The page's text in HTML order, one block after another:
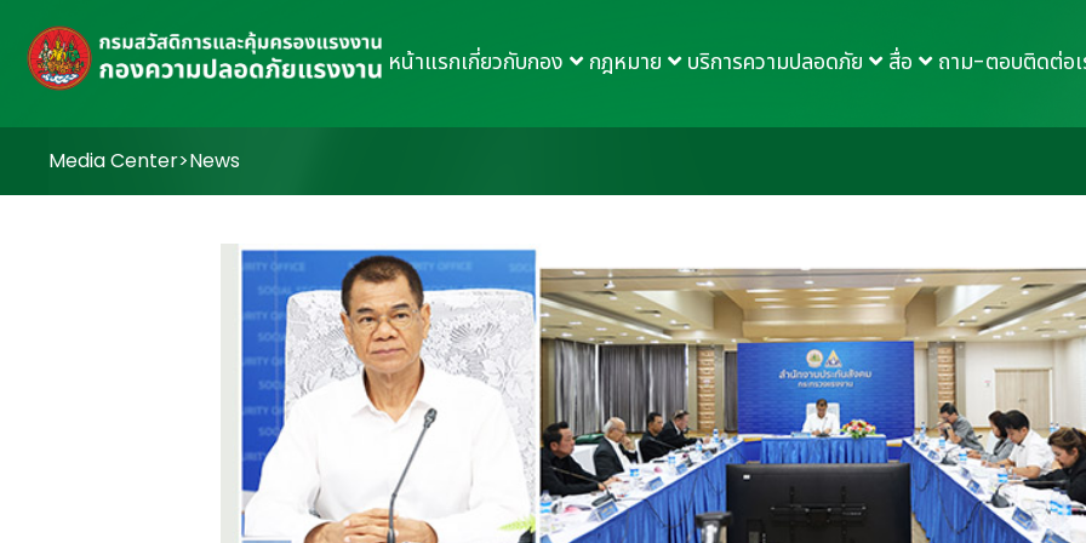
หน้าแรกเกี่ยวกับกอง กฎหมาย บริการความปลอดภัย สื่อ ถาม-ตอบติดต่อเ
Media Center>News